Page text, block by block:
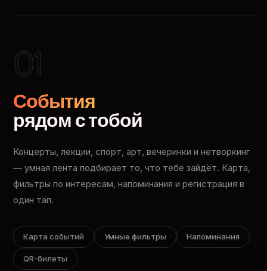
01
События
рядом с тобой
Концерты, лекции, спорт, арт, вечеринки и нетворкинг
— умная лента подбирает то, что тебе зайдёт. Карта,
фильтры по интересам, напоминания и регистрация в
один тап.
Карта событий Умные фильтры Напоминания
QR-билеты